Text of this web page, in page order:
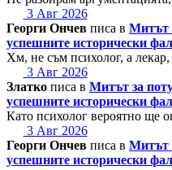
3 Авг 2026
Георги Ончев писа в Митът
успешните исторически
Хм, не съм психолог, а
3 Авг 2026
Златко писа в Митът за
успешните исторически
Като психолог вероятно ще
3 Авг 2026
Георги Ончев писа в Митът
успешните исторически